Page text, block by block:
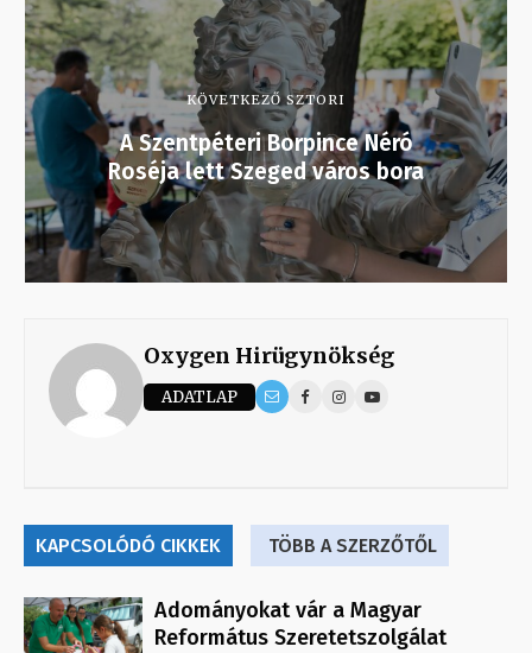
KÖVETKEZŐ SZTORI
A Szentpéteri Borpince Néró
Roséja lett Szeged város bora
Oxygen Hirügynökség
ADATLAP
KAPCSOLÓDÓ CIKKEK TÖBB A SZERZŐTŐL
Adományokat vár a Magyar
Református Szeretetszolgálat